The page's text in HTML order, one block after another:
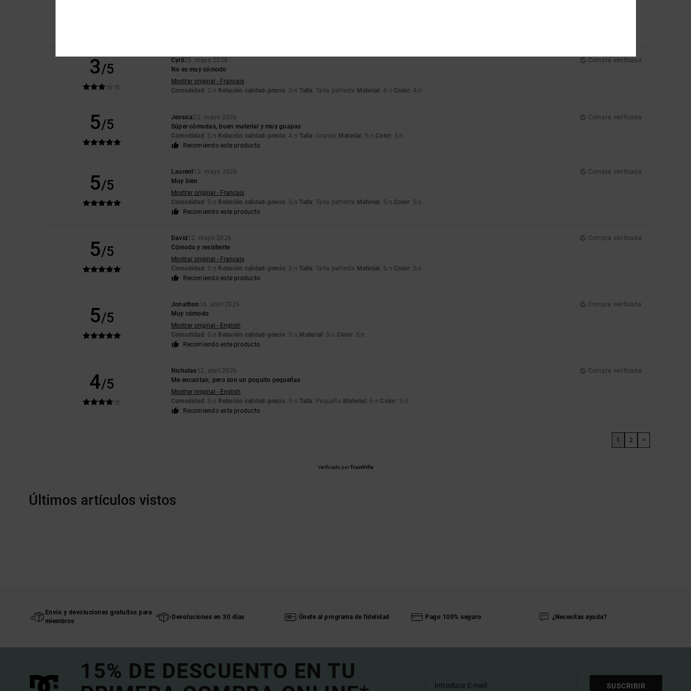
3/5
Cyril 25. mayo 2026
Compra verificada
No es muy cómodo
Mostrar original - Français
Comodidad : 2 /5 Relación calidad-precio: 3 /5 Talla: Talla perfecta Material : 4/5 Color: 4/5
5/5 Jessica22. mayo 2026
Compra verificada
Súper cómodas, buen material y muy guapas
Comodidad : 5 /5 Relación calidad-precio: 4 /5 Talla: Grande Material : 5/5 Color: 5/5
Recomiendo este producto
5/5
Laurent12. mayo 2026
Compra verificada
Muy bien
Mostrar original - Français
Comodidad : 5 /5 Relación calidad-precio: 5 /5 Talla: Talla perfecta Material : 5/5 Color: 5/5
Recomiendo este producto
5/5
David 12. mayo 2026
Compra verificada
Cómodo y resistente
Mostrar original - Français
Comodidad : 5 /5 Relación calidad-precio: 5 /5 Talla: Talla perfecta Material : 5/5 Color: 5/5
Recomiendo este producto
5/5
Jonathon 16. abril 2026
Compra verificada
Muy cómodo
Mostrar original - English
Comodidad : 5 /5 Relación calidad-precio: 5 /5 Material : 5/5 Color: 5/5
Recomiendo este producto
4/5
Nicholas12. abril 2026
Compra verificada
Me encantan, pero son un poquito pequeñas
Mostrar original - English
Comodidad : 5 /5 Relación calidad-precio: 5 /5 Talla: Pequeño Material : 5 /5 Color: 5/5
Recomiendo este producto
1 2 >
Verificado porTrustVille
Últimos artículos vistos
Envío y devoluciones gratuitos para
miembros
Devoluciones en 30 días Únete al programa de fidelidad Pago 100% seguro ¿Necesitas ayuda?
15% DE DESCUENTO EN TU
SUSCRIBIR